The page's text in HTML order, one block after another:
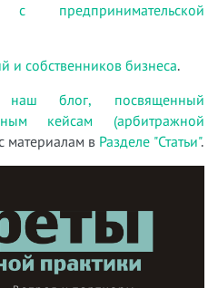
предпринимательской
и собственников бизнеса.
наш блог, посвященный
кейсам (арбитражной
материалам в Разделе "Статьи".